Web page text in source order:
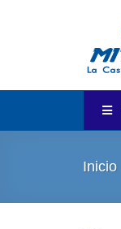
Inicio